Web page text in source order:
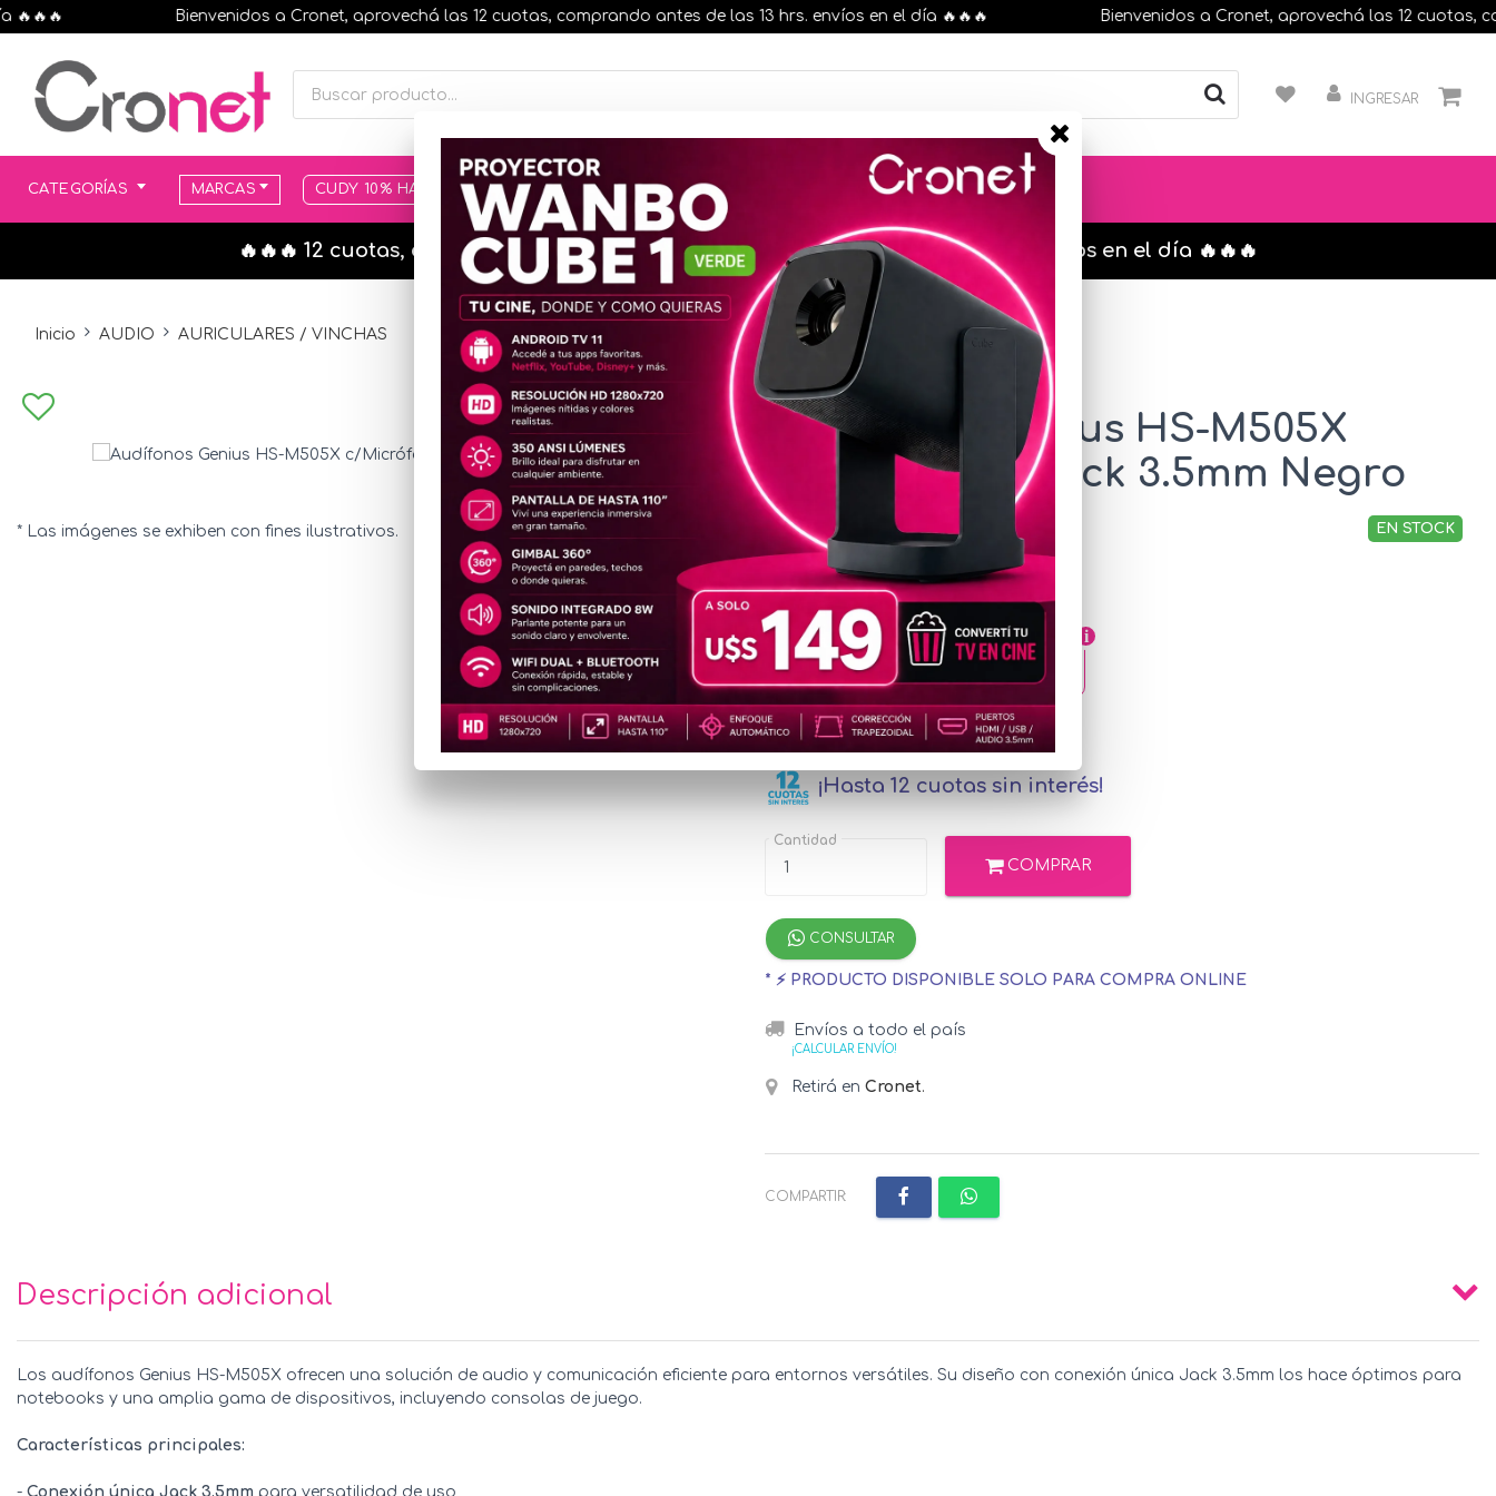
Bienvenidos a Cronet, aprovechá las 12 cuotas, comprando antes de las 13 hrs. envíos en el día 🔥🔥🔥 Bienvenidos a Cronet, aprovechá las 12 cuotas,
INGRESAR
CATEGORÍAS MARCAS CUDY 10% HASTA AGOTAR STOCK MOVILIDAD ELÉCTRICA 25% OFF
🔥🔥🔥 12 cuotas, en todos nuestros artículos, comprando antes de las 13 hrs. envíos en el día 🔥🔥🔥
Inicio AUDIO AURICULARES / VINCHAS
* Las imágenes se exhiben con fines ilustrativos.
Audífonos Genius HS-M505X
c/Micrófono Jack 3.5mm Negro
AUD239 EN STOCK
u$s17,57
Precio
especial
u$s19.38 con MercadoPago
¡Hasta 12 cuotas sin interés!
Cantidad
COMPRAR
CONSULTAR
* ⚡ PRODUCTO DISPONIBLE SOLO PARA COMPRA ONLINE
Envíos a todo el país
¡CALCULAR ENVÍO!
Retirá en Cronet.
COMPARTIR:
Descripción adicional
Los audífonos Genius HS-M505X ofrecen una solución de audio y comunicación eficiente para entornos versátiles. Su diseño con conexión única Jack 3.5mm los hace óptimos para
notebooks y una amplia gama de dispositivos, incluyendo consolas de juego.
Características principales:
- Conexión única Jack 3.5mm para versatilidad de uso